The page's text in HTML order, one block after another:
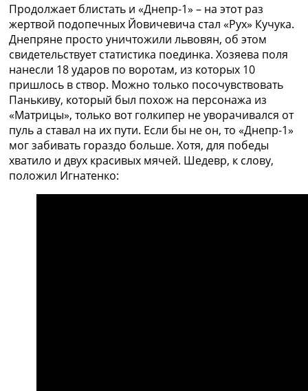
Продолжает блистать и «Днепр-1» – на этот раз
жертвой подопечных Йовичевича стал «Рух» Кучука.
Днепряне просто уничтожили львовян, об этом
свидетельствует статистика поединка. Хозяева поля
нанесли 18 ударов по воротам, из которых 10
пришлось в створ. Можно только посочувствовать
Панькиву, который был похож на персонажа из
«Матрицы», только вот голкипер не уворачивался от
пуль а ставал на их пути. Если бы не он, то «Днепр-1»
мог забивать гораздо больше. Хотя, для победы
хватило и двух красивых мячей. Шедевр, к слову,
положил Игнатенко: